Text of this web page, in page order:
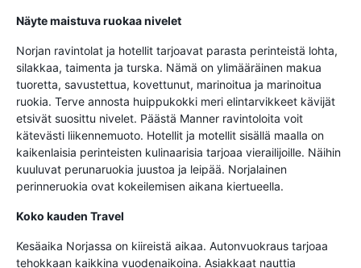
Näyte maistuva ruokaa nivelet
Norjan ravintolat ja hotellit tarjoavat parasta perinteistä lohta,
silakkaa, taimenta ja turska. Nämä on ylimääräinen makua
tuoretta, savustettua, kovettunut, marinoitua ja marinoitua
ruokia. Terve annosta huippukokki meri elintarvikkeet kävijät
etsivät suosittu nivelet. Päästä Manner ravintoloita voit
kätevästi liikennemuoto. Hotellit ja motellit sisällä maalla on
kaikenlaisia perinteisten kulinaarisia tarjoaa vierailijoille. Näihin
kuuluvat perunaruokia juustoa ja leipää. Norjalainen
perinneruokia ovat kokeilemisen aikana kiertueella.
Koko kauden Travel
Kesäaika Norjassa on kiireistä aikaa. Autonvuokraus tarjoaa
tehokkaan kaikkina vuodenaikoina. Asiakkaat nauttia